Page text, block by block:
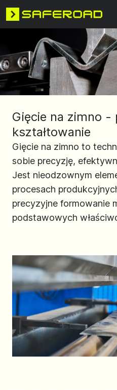
Gięcie na zimno -
kształtowanie
Gięcie na zimno to
sobie precyzję,
Jest nieodzownym
procesach
precyzyjne formowanie
podstawowych